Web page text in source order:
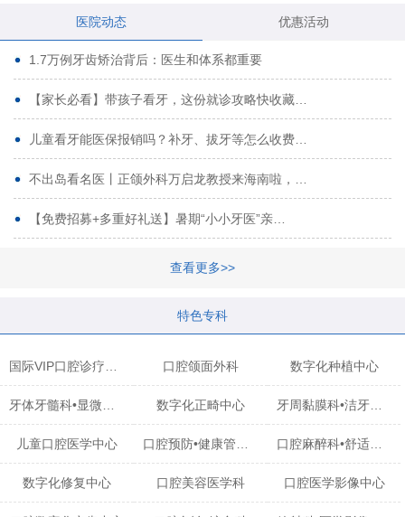
医院动态 优惠活动
1.7万例牙齿矫治背后：医生和体系都重要
【家长必看】带孩子看牙，这份就诊攻略快收藏…
儿童看牙能医保报销吗？补牙、拔牙等怎么收费…
不出岛看名医丨正颌外科万启龙教授来海南啦，…
【免费招募+多重好礼送】暑期“小小牙医”亲…
查看更多>>
特色专科
口腔颌面外科 数字化种植中心
数字化正畸中心 牙周黏膜科•洁牙中心
儿童口腔医学中心 口腔麻醉科•舒适化诊疗中心
数字化修复中心 口腔美容医学科 口腔医学影像中心